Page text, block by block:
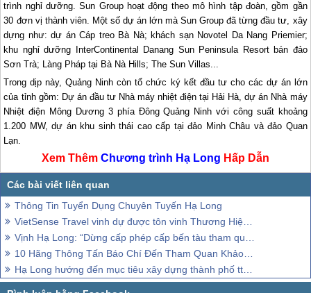
trình nghỉ dưỡng. Sun Group hoạt động theo mô hình tập đoàn, gồm gần
30 đơn vị thành viên. Một số dự án lớn mà Sun Group đã từng đầu tư, xây
dựng như: dự án Cáp treo Bà Nà; khách sạn Novotel Da Nang Priemier;
khu nghỉ dưỡng InterContinental Danang Sun Peninsula Resort bán đảo
Sơn Trà; Làng Pháp tại Bà Nà Hills; The Sun Villas...
Trong dịp này, Quảng Ninh còn tổ chức ký kết đầu tư cho các dự án lớn
của tỉnh gồm: Dự án đầu tư Nhà máy nhiệt điện tại Hải Hà, dự án Nhà máy
Nhiệt điện Mông Dương 3 phía Đông Quảng Ninh với công suất khoảng
1.200 MW, dự án khu sinh thái cao cấp tại đảo Minh Châu và đảo Quan
Lạn.
Xem Thêm Chương trình Hạ Long Hấp Dẫn
Thông Tin Tuyển Dụng Chuyên Tuyến Hạ Long
VietSense Travel vinh dự được tôn vinh Thương Hiệu Việt Nam Tin Dùng 2015
Vịnh Hạ Long: “Dừng cấp phép cấp bến tàu tham quan”.
10 Hãng Thông Tấn Báo Chí Đến Tham Quan Khảo Sát Vịnh Hạ Long
Hạ Long hướng đến mục tiêu xây dựng thành phố tthông minh